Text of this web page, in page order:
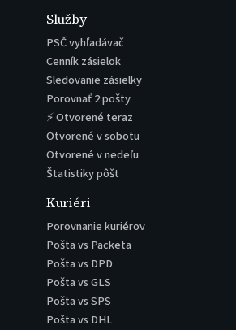
Služby
PSČ vyhľadávač
Cenník zásielok
Sledovanie zásielky
Porovnať 2 pošty
⚡ Otvorené teraz
Otvorené v sobotu
Otvorené v nedeľu
Štatistiky pôšt
Kuriéri
Porovnanie kuriérov
Pošta vs Packeta
Pošta vs DPD
Pošta vs GLS
Pošta vs SPS
Pošta vs DHL